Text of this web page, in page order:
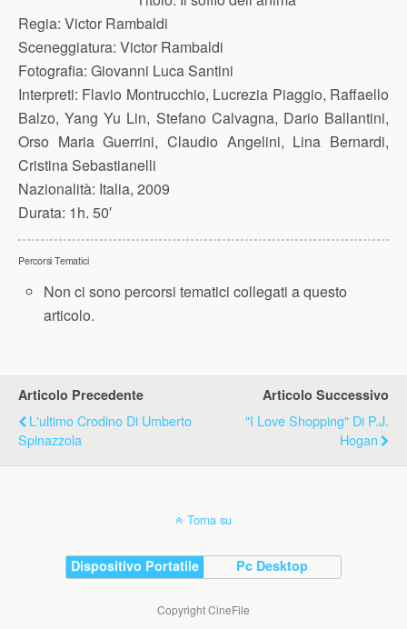
Regia: Victor Rambaldi
Sceneggiatura: Victor Rambaldi
Fotografia: Giovanni Luca Santini
Interpreti: Flavio Montrucchio, Lucrezia Piaggio, Raffaello
Balzo, Yang Yu Lin, Stefano Calvagna, Dario Ballantini,
Orso Maria Guerrini, Claudio Angelini, Lina Bernardi,
Cristina Sebastianelli
Nazionalità: Italia, 2009
Durata: 1h. 50′
Percorsi Tematici
Non ci sono percorsi tematici collegati a questo
articolo.
Articolo Precedente
L'ultimo Crodino Di Umberto
Spinazzola
Articolo Successivo
"I Love Shopping" Di P.J.
Hogan
Torna su
Dispositivo Portatile Pc Desktop
Copyright CineFile